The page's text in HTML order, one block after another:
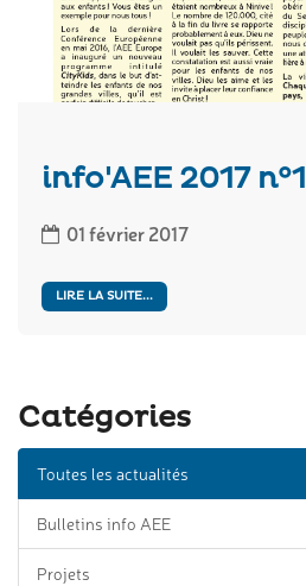
info'AEE 2017 n°1
01 février 2017
LIRE LA SUITE...
Catégories
Toutes les actualités
Bulletins info AEE
Projets